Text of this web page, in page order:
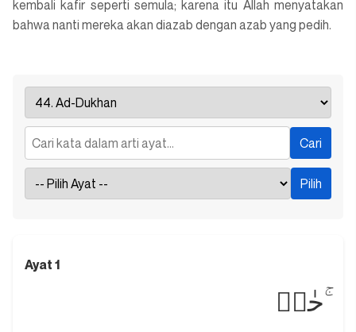
kembali kafir seperti semula; karena itu Allah menyatakan
bahwa nanti mereka akan diazab dengan azab yang pedih.
Ayat 1
حٰمۤ ۚ